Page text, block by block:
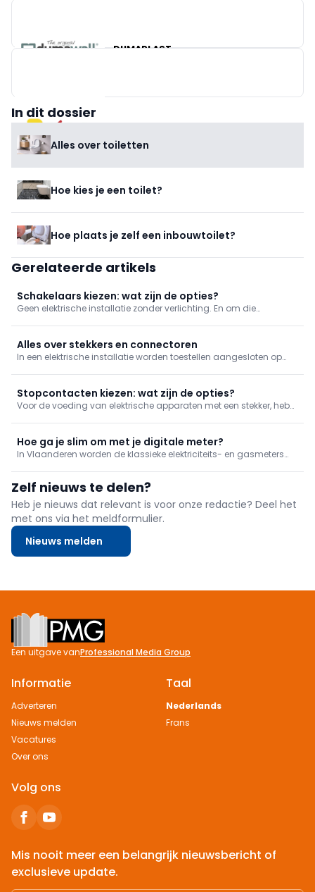
DUMAPLAST
In dit dossier
Alles over toiletten
Hoe kies je een toilet?
Hoe plaats je zelf een inbouwtoilet?
Gerelateerde artikels
Schakelaars kiezen: wat zijn de opties?
Geen elektrische installatie zonder verlichting. En om die
Schakelaars bestaan in verschillende uitvoeringen.
Alles over stekkers en connectoren
In een elektrische installatie worden toestellen aangesloten op
toestel en de installatie, zowel voor elektrische voeding als voor
da
Stopcontacten kiezen: wat zijn de opties?
Voor de voeding van elektrische apparaten met een stekker, heb
Hoe ga je slim om met je digitale meter?
In Vlaanderen worden de klassieke elektriciteits- en gasmeters
tellers voor inzage en sturing van je verbruik?
Zelf nieuws te delen?
Heb je nieuws dat relevant is voor onze redactie? Deel het
met ons via het meldformulier.
Nieuws melden
Footer
Een uitgave vanProfessional Media Group
Informatie
Adverteren
Nieuws melden
Vacatures
Over ons
Taal
Nederlands
Frans
Volg ons
Mis nooit meer een belangrijk nieuwsbericht of
exclusieve update.